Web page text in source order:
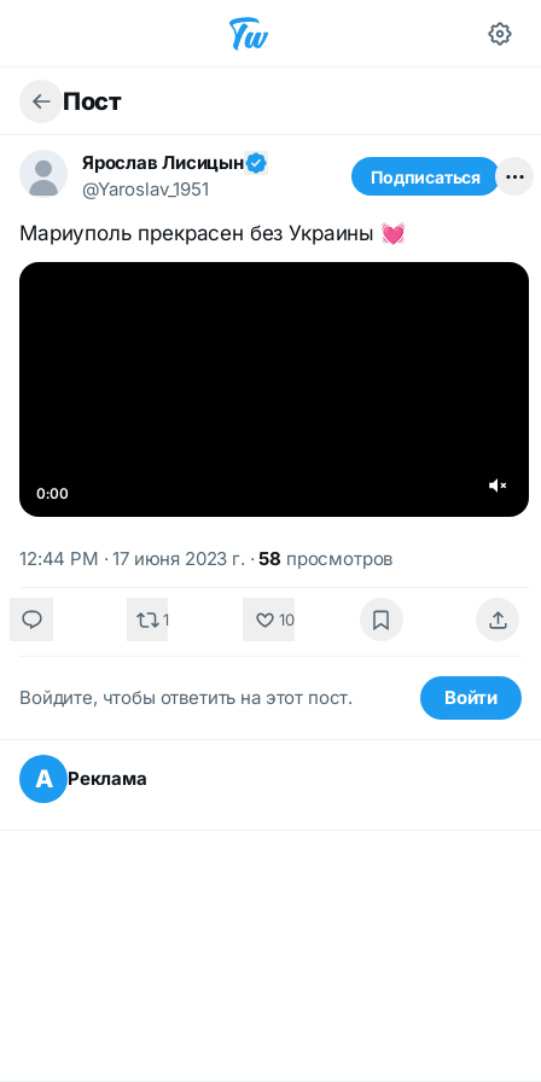
Пост
Ярослав Лисицын
@Yaroslav_1951
Подписаться
Мариуполь прекрасен без Украины 💓
0:00
12:44 PM · 17 июня 2023 г. ·58 просмотров
1 10
Войдите, чтобы ответить на этот пост. Войти
А Реклама